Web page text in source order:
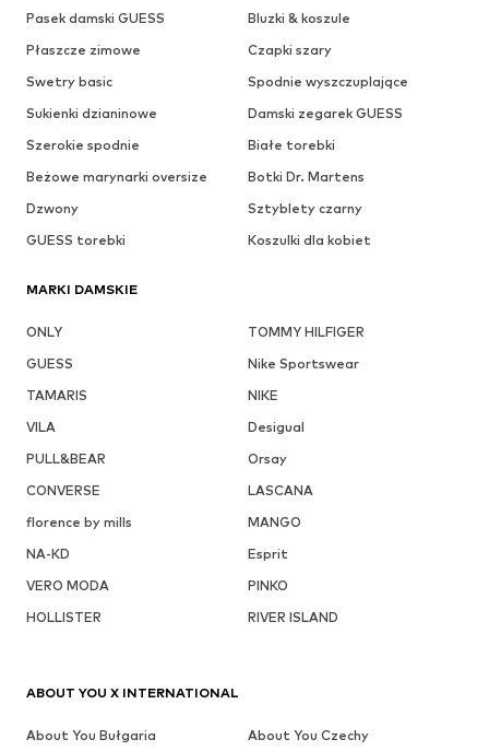
Pasek damski GUESS
Bluzki & koszule
Płaszcze zimowe
Czapki szary
Swetry basic
Spodnie wyszczuplające
Sukienki dzianinowe
Damski zegarek GUESS
Szerokie spodnie
Białe torebki
Beżowe marynarki oversize
Botki Dr. Martens
Dzwony
Sztyblety czarny
GUESS torebki
Koszulki dla kobiet
MARKI DAMSKIE
ONLY
TOMMY HILFIGER
GUESS
Nike Sportswear
TAMARIS
NIKE
VILA
Desigual
PULL&BEAR
Orsay
CONVERSE
LASCANA
florence by mills
MANGO
NA-KD
Esprit
VERO MODA
PINKO
HOLLISTER
RIVER ISLAND
ABOUT YOU X INTERNATIONAL
About You Bułgaria
About You Czechy